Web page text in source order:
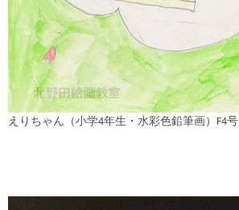
えりちゃん（小学4年生・水彩色鉛筆画）F4号